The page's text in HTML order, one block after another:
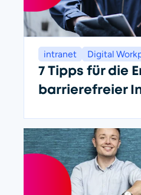
intranet Digital
7 Tipps für die
barrierefreier